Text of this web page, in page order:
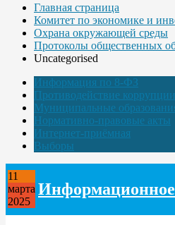
Главная страница
Комитет по экономике и
Охрана окружающей среды
Протоколы общественных
Uncategorised
Информация по 8-ФЗ
Противодействие коррупции
Муниципальные
Нормативно-правовые акты
Интернет-приёмная
Выборы
11
марта
2025